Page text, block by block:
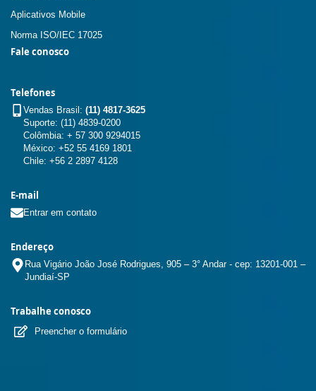
Aplicativos Mobile
Norma ISO/IEC 17025
Fale conosco
Telefones
Vendas Brasil: (11) 4817-3625
Suporte: (11) 4839-0200
Colômbia: + 57 300 9294015
México: +52 55 4169 1801
Chile: +56 2 2897 4128
E-mail
Entrar em contato
Endereço
Rua Vigário João José Rodrigues, 905 – 3° Andar - cep: 13201-001 –
Jundiaí-SP
Trabalhe conosco
Preencher o formulário